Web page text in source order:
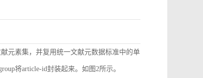
元素集，并复用统一文献元数据标准中的单
将article-id封装起来。如图2所示。